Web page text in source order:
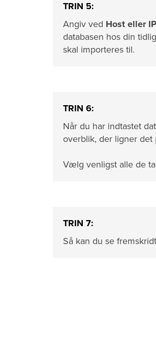
TRIN 5:
Angiv ved Host eller IP
databasen hos din
skal importeres til.
TRIN 6:
Når du har indtastet
overblik, der ligner det
Vælg venligst alle de
TRIN 7:
Så kan du se